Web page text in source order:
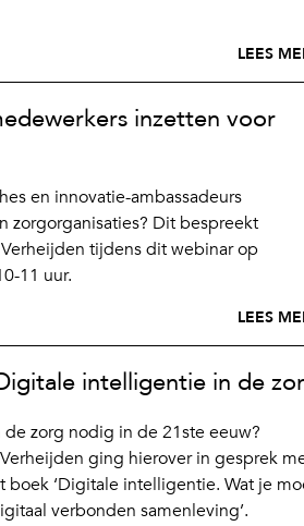
LEES
inzetten voor
en innovatie-ambassadeurs
zorgorganisaties? Dit bespreekt
tijdens dit webinar op
11 uur.
LEES
intelligentie in de
zorg nodig in de 21ste eeuw?
ging hierover in gesprek
boek ‘Digitale intelligentie. Wat je
verbonden samenleving’.